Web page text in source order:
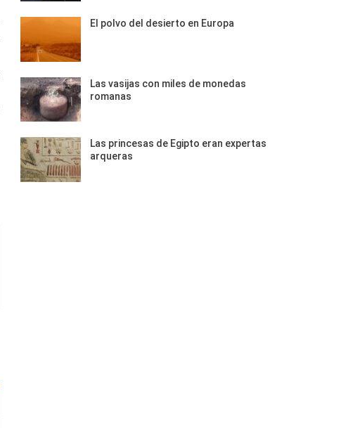
El polvo del desierto en Europa
Las vasijas con miles de monedas
romanas
Las princesas de Egipto eran expertas
arqueras